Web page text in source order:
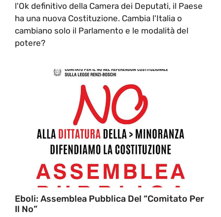
l'Ok definitivo della Camera dei Deputati, il Paese
ha una nuova Costituzione. Cambia l'Italia o
cambiano solo il Parlamento e le modalità del
potere?
Eboli: Assemblea Pubblica Del “Comitato Per
Il No”